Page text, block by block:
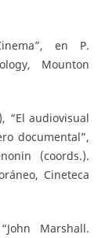
en P.
Mounton
“El audiovisual
documental”,
(coords.).
Cineteca
Marshall.